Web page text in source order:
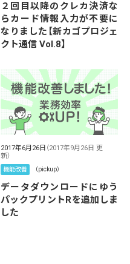
２回目以降のクレカ決済な
らカード情報入力が不要に
なりました【新カゴプロジェ
クト通信 Vol.8】
2017年6月26日 （2017年9月26日 更
新）
機能改善 （pickup）
データダウンロードにゆう
パックプリントRを追加しま
した